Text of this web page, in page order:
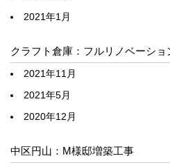
2021年1月
クラフト倉庫：フルリノベーショ
2021年11月
2021年5月
2020年12月
中区円山：M様邸増築工事